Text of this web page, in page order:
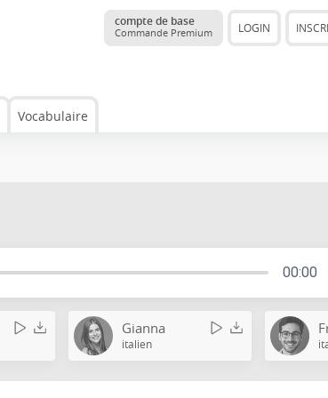
compte de base
Commande Premium LOGIN
Vocabulaire
00:00
Gianna
italien